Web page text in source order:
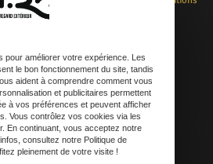
Contact
DE LAOUADIE, 40600 Biscarrosse
Téléphone
pour améliorer votre expérience. Les
le bon fonctionnement du site, tandis
aident à comprendre comment vous
et publicitaires permettent
à vos préférences et peuvent afficher
Vous contrôlez vos cookies via les
En continuant, vous acceptez notre
consultez notre Politique de
pleinement de votre visite !